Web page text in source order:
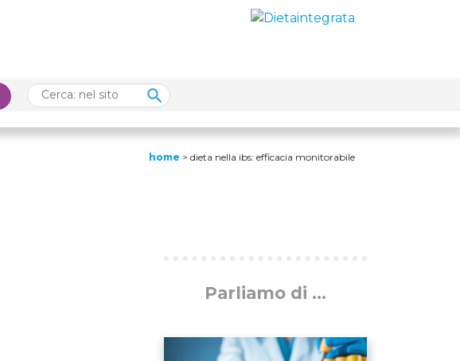
home > dieta nella ibs: efficacia monitorabile
Parliamo di ...